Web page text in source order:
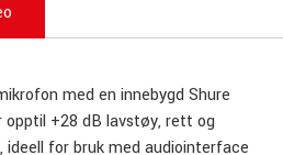
med en innebygd Shure
+28 dB lavstøy, rett og
for bruk med audiointerface